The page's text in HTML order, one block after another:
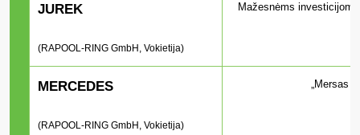
JUREK
(RAPOOL-RING GmbH, Vokietija)
Mažesnėms
MERCEDES
(RAPOOL-RING GmbH, Vokietija)
„Mersas